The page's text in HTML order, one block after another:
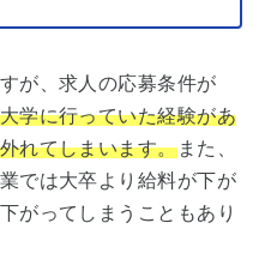
が、求人の応募条件が
学に行っていた経験があ
れてしまいます。また、
では大卒より給料が下が
がってしまうこともあり